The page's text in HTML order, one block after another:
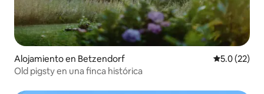
Alojamiento en Betzendorf Calificación
5.0 (22)
Old pigsty en una finca histórica